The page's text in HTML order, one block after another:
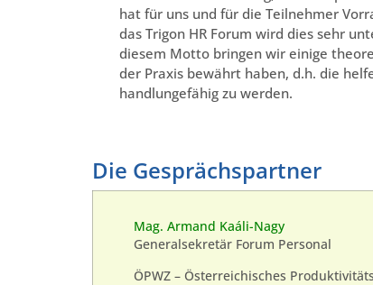
hat für uns und für die Teilnehmer
das Trigon HR Forum wird dies sehr
diesem Motto bringen wir einige
der Praxis bewährt haben, d.h. die
handlungefähig zu werden.
Die Gesprächspartner
Mag. Armand Kaáli-Nagy
Generalsekretär Forum Personal
ÖPWZ – Österreichisches